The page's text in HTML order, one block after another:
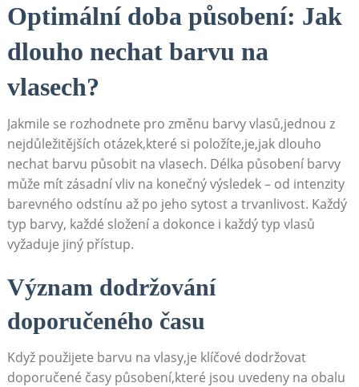
Optimální⁣ doba působení: Jak
dlouho nechat barvu na
vlasech?
Jakmile se​ rozhodnete pro změnu barvy vlasů,jednou z
nejdůležitějších otázek,které si položíte,je,jak dlouho⁣
nechat barvu působit na ⁣vlasech. Délka působení barvy⁤
může mít zásadní vliv na konečný ‍výsledek – od intenzity
barevného odstínu až po ⁣jeho sytost a trvanlivost. Každý
typ barvy,⁤ každé složení a dokonce i každý typ vlasů
vyžaduje jiný přístup.
Význam dodržování
doporučeného času
Když použijete barvu ⁣na vlasy,je klíčové ‍dodržovat
doporučené časy působení,které jsou ‌uvedeny na obalu‍